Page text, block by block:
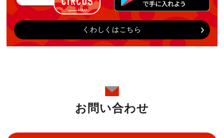
くわしくはこちら
お問い合わせ